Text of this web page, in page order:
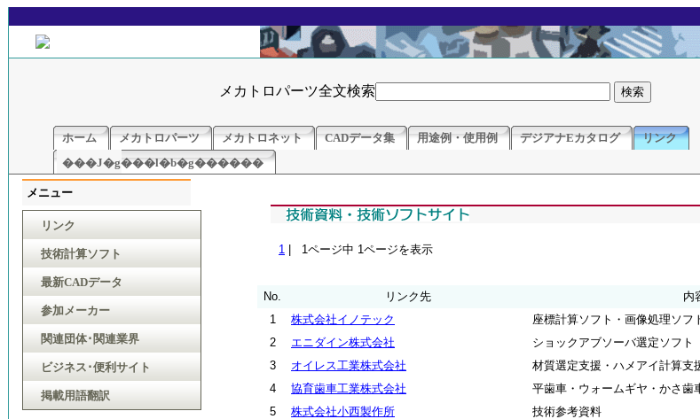
メカトロパーツ全文検索
ホーム メカトロパーツ メカトロネット CADデータ集 用途例・使用例 デジアナEカタログ
リンク
���J�g���l�b�g������
1 | 1ページ中 1ページを表示
No. リンク先
内
1
株式会社イノテック
座標計算ソフト・画像処理ソフ
2
エニダイン株式会社
ショックアブソーバ選定ソフト
3
オイレス工業株式会社
材質選定支援・ハメアイ計算支
4
協育歯車工業株式会社
平歯車・ウォームギヤ・かさ歯
5
株式会社小西製作所
技術参考資料
メニュー
リンク
技術計算ソフト
最新CADデータ
参加メーカー
関連団体･関連業界
ビジネス･便利サイト
掲載用語翻訳